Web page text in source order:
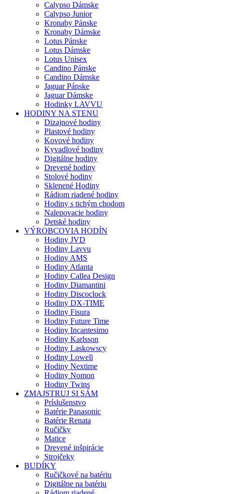
Calypso Dámske
Calypso Junior
Kronaby Pánske
Kronaby Dámske
Lotus Pánske
Lotus Dámske
Lotus Unisex
Candino Pánske
Candino Dámske
Jaguar Pánske
Jaguar Dámske
Hodinky LAVVU
HODINY NA STENU
Dizajnové hodiny
Plastové hodiny
Kovové hodiny
Kyvadlové hodiny
Digitálne hodiny
Drevené hodiny
Stolové hodiny
Sklenené Hodiny
Rádiom riadené hodiny
Hodiny s tichým chodom
Nalepovacie hodiny
Detské hodiny
VÝROBCOVIA HODÍN
Hodiny JVD
Hodiny Lavvu
Hodiny AMS
Hodiny Atlanta
Hodiny Callea Design
Hodiny Diamantini
Hodiny Discoclock
Hodiny DX-TIME
Hodiny Fisura
Hodiny Future Time
Hodiny Incantesimo
Hodiny Karlsson
Hodiny Laskowscy
Hodiny Lowell
Hodiny Nextime
Hodiny Nomon
Hodiny Twins
ZMAJSTRUJ SI SÁM
Príslušenstvo
Batérie Panasonic
Batérie Renata
Ručičky
Matice
Drevené inšpirácie
Strojčeky
BUDÍKY
Ručičkové na batériu
Digitálne na batériu